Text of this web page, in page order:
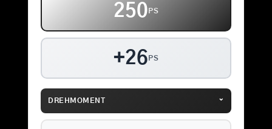
250 PS
+26 PS
DREHMOMENT ⌄